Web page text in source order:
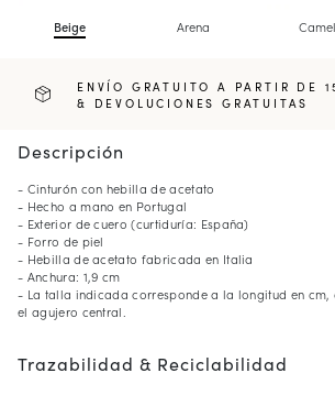
Beige Arena Camel
ENVÍO GRATUITO A PARTIR DE
& DEVOLUCIONES GRATUITAS
Descripción
- Cinturón con hebilla de acetato
- Hecho a mano en Portugal
- Exterior de cuero (curtiduría: España)
- Forro de piel
- Hebilla de acetato fabricada en Italia
- Anchura: 1,9 cm
- La talla indicada corresponde a la longitud en cm,
el agujero central.
Trazabilidad & Reciclabilidad